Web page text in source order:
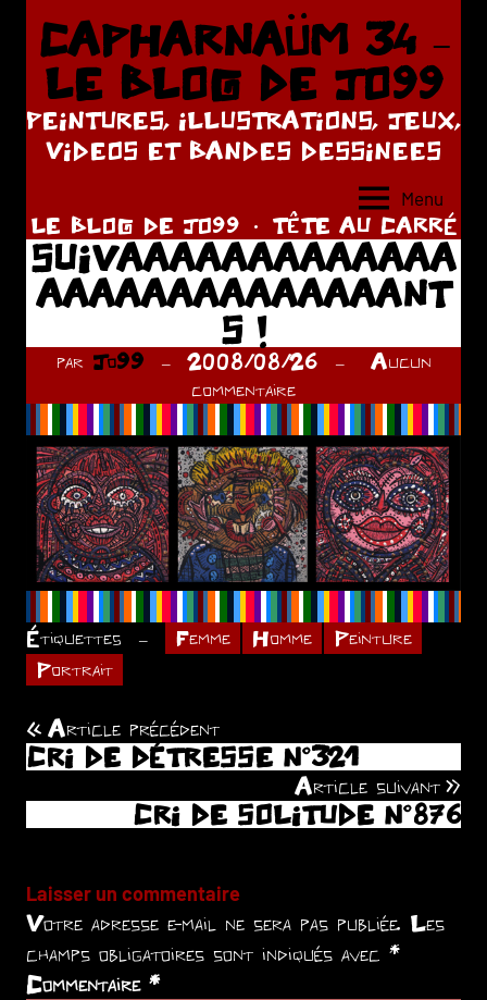
Aller
contenu
CAPHARNAÜM 34 –
LE BLOG DE JO99
PEINTURES, ILLUSTRATIONS, JEUX,
VIDEOS ET BANDES DESSINEES
Menu
LE BLOG DE JO99 TÊTE AU CARRÉ
SUIVAAAAAAAAAAAAA
AAAAAAAAAAAAAANT
S !
par Jo99 2008/08/26
Aucun
commentaire
Étiquettes Femme Homme
Peinture
Portrait
Navigation
de
Article précédent
CRI DE DÉTRESSE N°321
Article suivant
CRI DE SOLITUDE N°876
Laisser un commentaire
Votre adresse e-mail ne sera pas publiée. Les
champs obligatoires sont indiqués avec *
Commentaire *